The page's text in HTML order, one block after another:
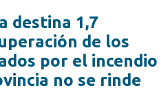
destina 1,7
de los
por el incendio
no se rinde